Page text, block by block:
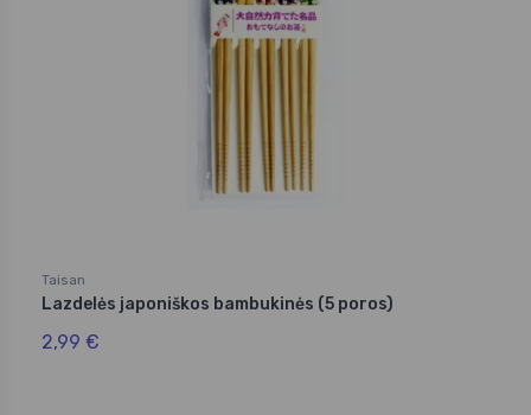
Taisan
Lazdelės japoniškos bambukinės (5 poros)
2,99 €